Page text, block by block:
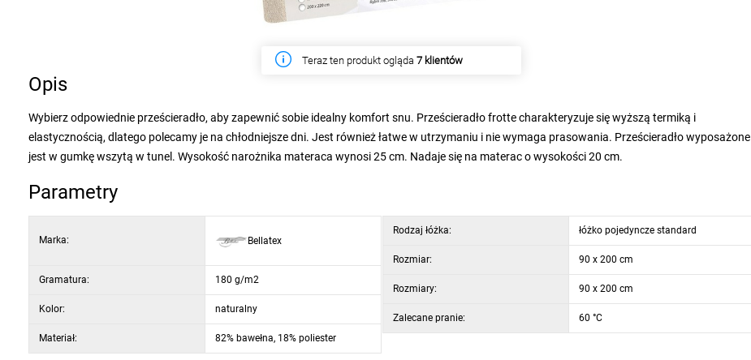
W tym tygodniu produkt kupiło5 klientów
Opis
Wybierz odpowiednie prześcieradło, aby zapewnić sobie idealny komfort snu. Prześcieradło frotte charakteryzuje się wyższą termiką i
elastycznością, dlatego polecamy je na chłodniejsze dni. Jest również łatwe w utrzymaniu i nie wymaga prasowania. Prześcieradło wyposażone
jest w gumkę wszytą w tunel. Wysokość narożnika materaca wynosi 25 cm. Nadaje się na materac o wysokości 20 cm.
Parametry
Marka: Bellatex
Gramatura: 180 g/m2
Kolor: naturalny
Materiał: 82% bawełna, 18% poliester
Rodzaj łóżka: łóżko pojedyncze standard
Rozmiar: 90 x 200 cm
Rozmiary: 90 x 200 cm
Zalecane pranie: 60 °C